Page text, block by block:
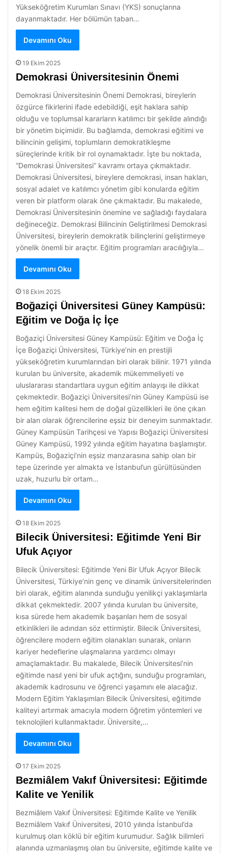
Yükseköğretim Kurumları Sınavı (YKS) sonuçlarına
dayanmaktadır. Her bölümün taban…
Devamını Oku
19 Ekim 2025
Demokrasi Üniversitesinin Önemi
Demokrasi Üniversitesinin Önemi Demokrasi, bireylerin
özgürce fikirlerini ifade edebildiği, eşit haklara sahip
olduğu ve toplumsal kararların katılımcı bir şekilde alındığı
bir yönetim biçimidir. Bu bağlamda, demokrasi eğitimi ve
bilincinin gelişimi, toplumların demokratikleşme
süreçlerinde kritik bir rol oynamaktadır. İşte bu noktada,
“Demokrasi Üniversitesi” kavramı ortaya çıkmaktadır.
Demokrasi Üniversitesi, bireylere demokrasi, insan hakları,
sosyal adalet ve katılımcı yönetim gibi konularda eğitim
veren bir platform olarak öne çıkmaktadır. Bu makalede,
Demokrasi Üniversitesinin önemine ve sağladığı faydalara
değineceğiz. Demokrasi Bilincinin Geliştirilmesi Demokrasi
Üniversitesi, bireylerin demokratik bilinçlerini geliştirmeye
yönelik önemli bir araçtır. Eğitim programları aracılığıyla…
Devamını Oku
18 Ekim 2025
Boğaziçi Üniversitesi Güney Kampüsü:
Eğitim ve Doğa İç İçe
Boğaziçi Üniversitesi Güney Kampüsü: Eğitim ve Doğa İç
İçe Boğaziçi Üniversitesi, Türkiye’nin en prestijli
yükseköğretim kurumlarından biri olarak bilinir. 1971 yılında
kurulan bu üniversite, akademik mükemmeliyeti ve
uluslararası standartlara uygun eğitim anlayışı ile dikkat
çekmektedir. Boğaziçi Üniversitesi’nin Güney Kampüsü ise
hem eğitim kalitesi hem de doğal güzellikleri ile öne çıkan
bir alan olarak öğrencilerine eşsiz bir deneyim sunmaktadır.
Güney Kampüsün Tarihçesi ve Yapısı Boğaziçi Üniversitesi
Güney Kampüsü, 1992 yılında eğitim hayatına başlamıştır.
Kampüs, Boğaziçi’nin eşsiz manzarasına sahip olan bir
tepe üzerinde yer almakta ve İstanbul’un gürültüsünden
uzak, huzurlu bir ortam…
Devamını Oku
18 Ekim 2025
Bilecik Üniversitesi: Eğitimde Yeni Bir
Ufuk Açıyor
Bilecik Üniversitesi: Eğitimde Yeni Bir Ufuk Açıyor Bilecik
Üniversitesi, Türkiye’nin genç ve dinamik üniversitelerinden
biri olarak, eğitim alanında sunduğu yenilikçi yaklaşımlarla
dikkat çekmektedir. 2007 yılında kurulan bu üniversite,
kısa sürede hem akademik başarıları hem de sosyal
etkinlikleri ile adından söz ettirmiştir. Bilecik Üniversitesi,
öğrencilere modern eğitim olanakları sunarak, onların
kariyer hedeflerine ulaşmalarına yardımcı olmayı
amaçlamaktadır. Bu makalede, Bilecik Üniversitesi’nin
eğitimde nasıl yeni bir ufuk açtığını, sunduğu programları,
akademik kadrosunu ve öğrenci yaşamını ele alacağız.
Modern Eğitim Yaklaşımları Bilecik Üniversitesi, eğitimde
kaliteyi artırmak amacıyla modern öğretim yöntemleri ve
teknolojileri kullanmaktadır. Üniversite,…
Devamını Oku
17 Ekim 2025
Bezmiâlem Vakıf Üniversitesi: Eğitimde
Kalite ve Yenilik
Bezmiâlem Vakıf Üniversitesi: Eğitimde Kalite ve Yenilik
Bezmiâlem Vakıf Üniversitesi, 2010 yılında İstanbul’da
kurulmuş olan köklü bir eğitim kurumudur. Sağlık bilimleri
alanında uzmanlaşmış olan bu üniversite, eğitimde kalite ve